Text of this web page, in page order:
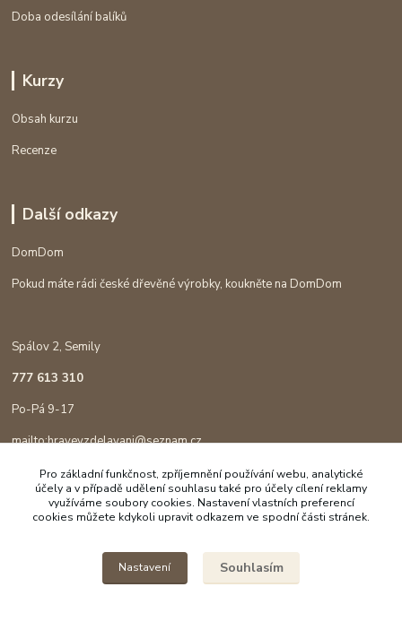
Doba odesílání balíků
Kurzy
Obsah kurzu
Recenze
Další odkazy
DomDom
Pokud máte rádi české dřevěné výrobky, koukněte na DomDom
Spálov 2, Semily
777 613 310
Po-Pá 9-17
mailto:hravevzdelavani@seznam.cz
Pro základní funkčnost, zpříjemnění používání webu, analytické
účely a v případě udělení souhlasu také pro účely cílení reklamy
využíváme soubory cookies. Nastavení vlastních preferencí
cookies můžete kdykoli upravit odkazem ve spodní části stránek.
Nastavení Souhlasím